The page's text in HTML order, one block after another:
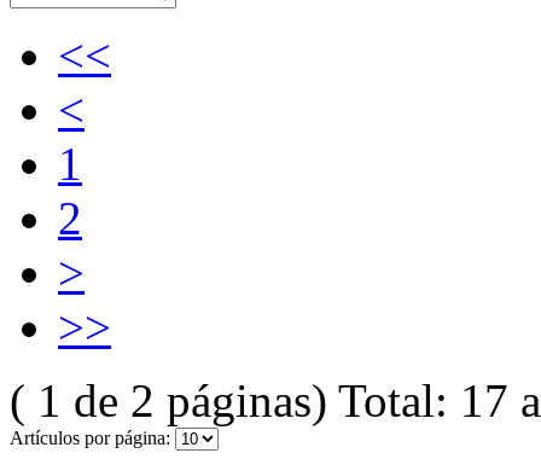
<<
<
1
2
>
>>
( 1 de 2 páginas) Total: 17
Artículos por página: